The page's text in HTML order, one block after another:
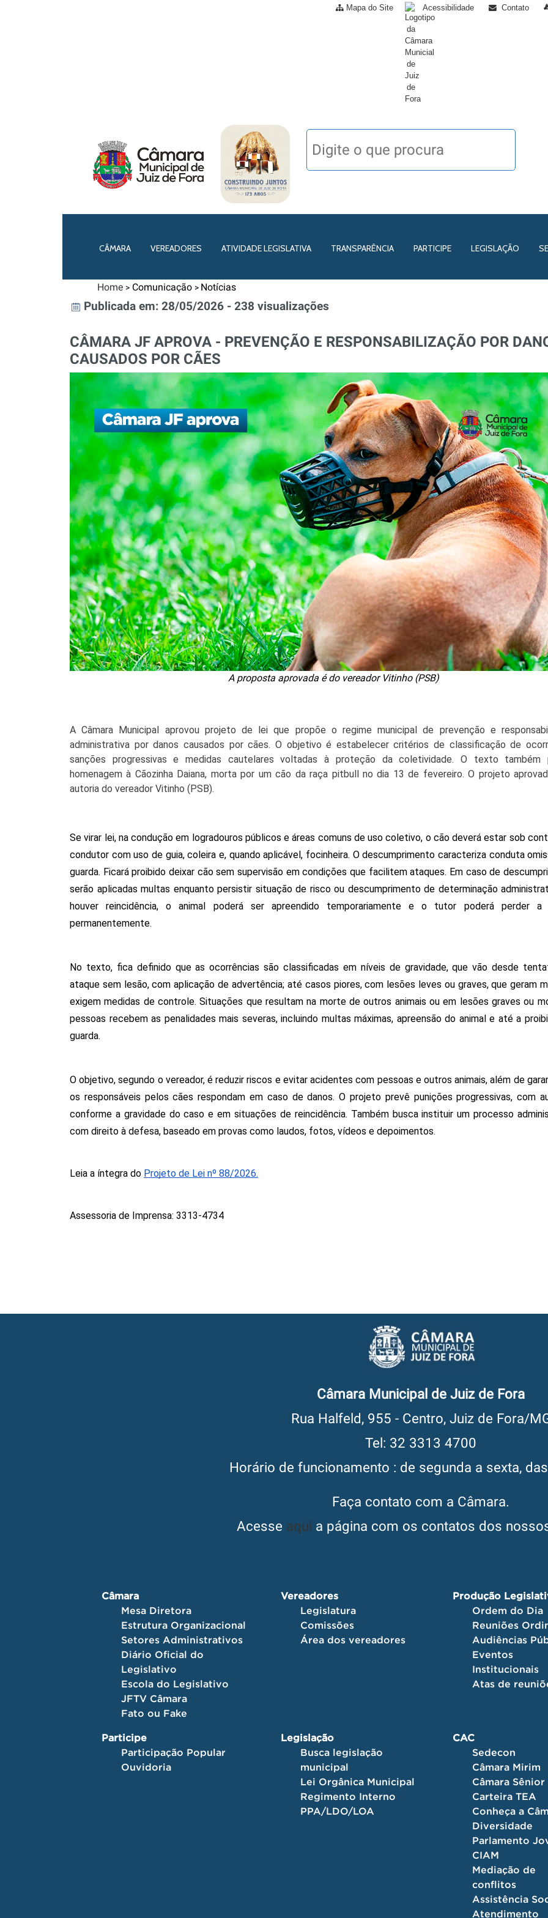
Mapa do Site Acessibilidade Contato
CÂMARA VEREADORES ATIVIDADE LEGISLATIVA TRANSPARÊNCIA PARTICIPE LEGISLAÇÃO
Home > Comunicação > Notícias
Publicada em: 28/05/2026 - 238 visualizações
CÂMARA JF APROVA - PREVENÇÃO E RESPONSABILIZAÇÃO POR
CAUSADOS POR CÃES
A proposta aprovada é do vereador Vitinho (PSB)
A Câmara Municipal aprovou projeto de lei que propõe o regime municipal de prevenção e
administrativa por danos causados por cães. O objetivo é estabelecer critérios de classificação de
sanções progressivas e medidas cautelares voltadas à proteção da coletividade. O texto também
homenagem à Cãozinha Daiana, morta por um cão da raça pitbull no dia 13 de fevereiro. O projeto
autoria do vereador Vitinho (PSB).
Se virar lei, na condução em logradouros públicos e áreas comuns de uso coletivo, o cão deverá estar sob
condutor com uso de guia, coleira e, quando aplicável, focinheira. O descumprimento caracteriza conduta
guarda. Ficará proibido deixar cão sem supervisão em condições que facilitem ataques. Em caso de
serão aplicadas multas enquanto persistir situação de risco ou descumprimento de determinação
houver reincidência, o animal poderá ser apreendido temporariamente e o tutor poderá perder a
permanentemente.
No texto, fica definido que as ocorrências são classificadas em níveis de gravidade, que vão desde
ataque sem lesão, com aplicação de advertência; até casos piores, com lesões leves ou graves, que geram
exigem medidas de controle. Situações que resultam na morte de outros animais ou em lesões graves ou
pessoas recebem as penalidades mais severas, incluindo multas máximas, apreensão do animal e até a
guarda.
O objetivo, segundo o vereador, é reduzir riscos e evitar acidentes com pessoas e outros animais, além de
os responsáveis pelos cães respondam em caso de danos. O projeto prevê punições progressivas, com
conforme a gravidade do caso e em situações de reincidência. Também busca instituir um processo
com direito à defesa, baseado em provas como laudos, fotos, vídeos e depoimentos.
Leia a íntegra do Projeto de Lei nº 88/2026.
Assessoria de Imprensa: 3313-4734
Câmara Municipal de Juiz de Fora
Rua Halfeld, 955 - Centro, Juiz de Fora/
Tel: 32 3313 4700
Horário de funcionamento : de segunda a sexta,
Faça contato com a Câmara.
Acesse aqui a página com os contatos dos
Câmara
Mesa Diretora
Estrutura Organizacional
Setores Administrativos
Diário Oficial do
Legislativo
Escola do Legislativo
JFTV Câmara
Fato ou Fake
Vereadores
Legislatura
Comissões
Área dos vereadores
Produção
Ordem do Dia
Reuniões
Audiências
Eventos
Institucionais
Atas de
Participe
Participação Popular
Ouvidoria
Legislação
Busca legislação
municipal
Lei Orgânica Municipal
Regimento Interno
PPA/LDO/LOA
CAC
Sedecon
Câmara Mirim
Câmara Sênior
Carteira TEA
Conheça a
Diversidade
Parlamento
CIAM
Mediação de
conflitos
Assistência
Atendimento